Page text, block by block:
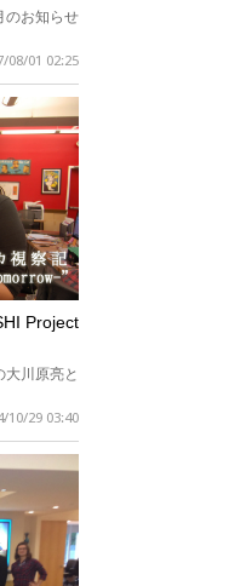
のお知らせ
08/01 02:25
Project
川原亮と
10/29 03:40